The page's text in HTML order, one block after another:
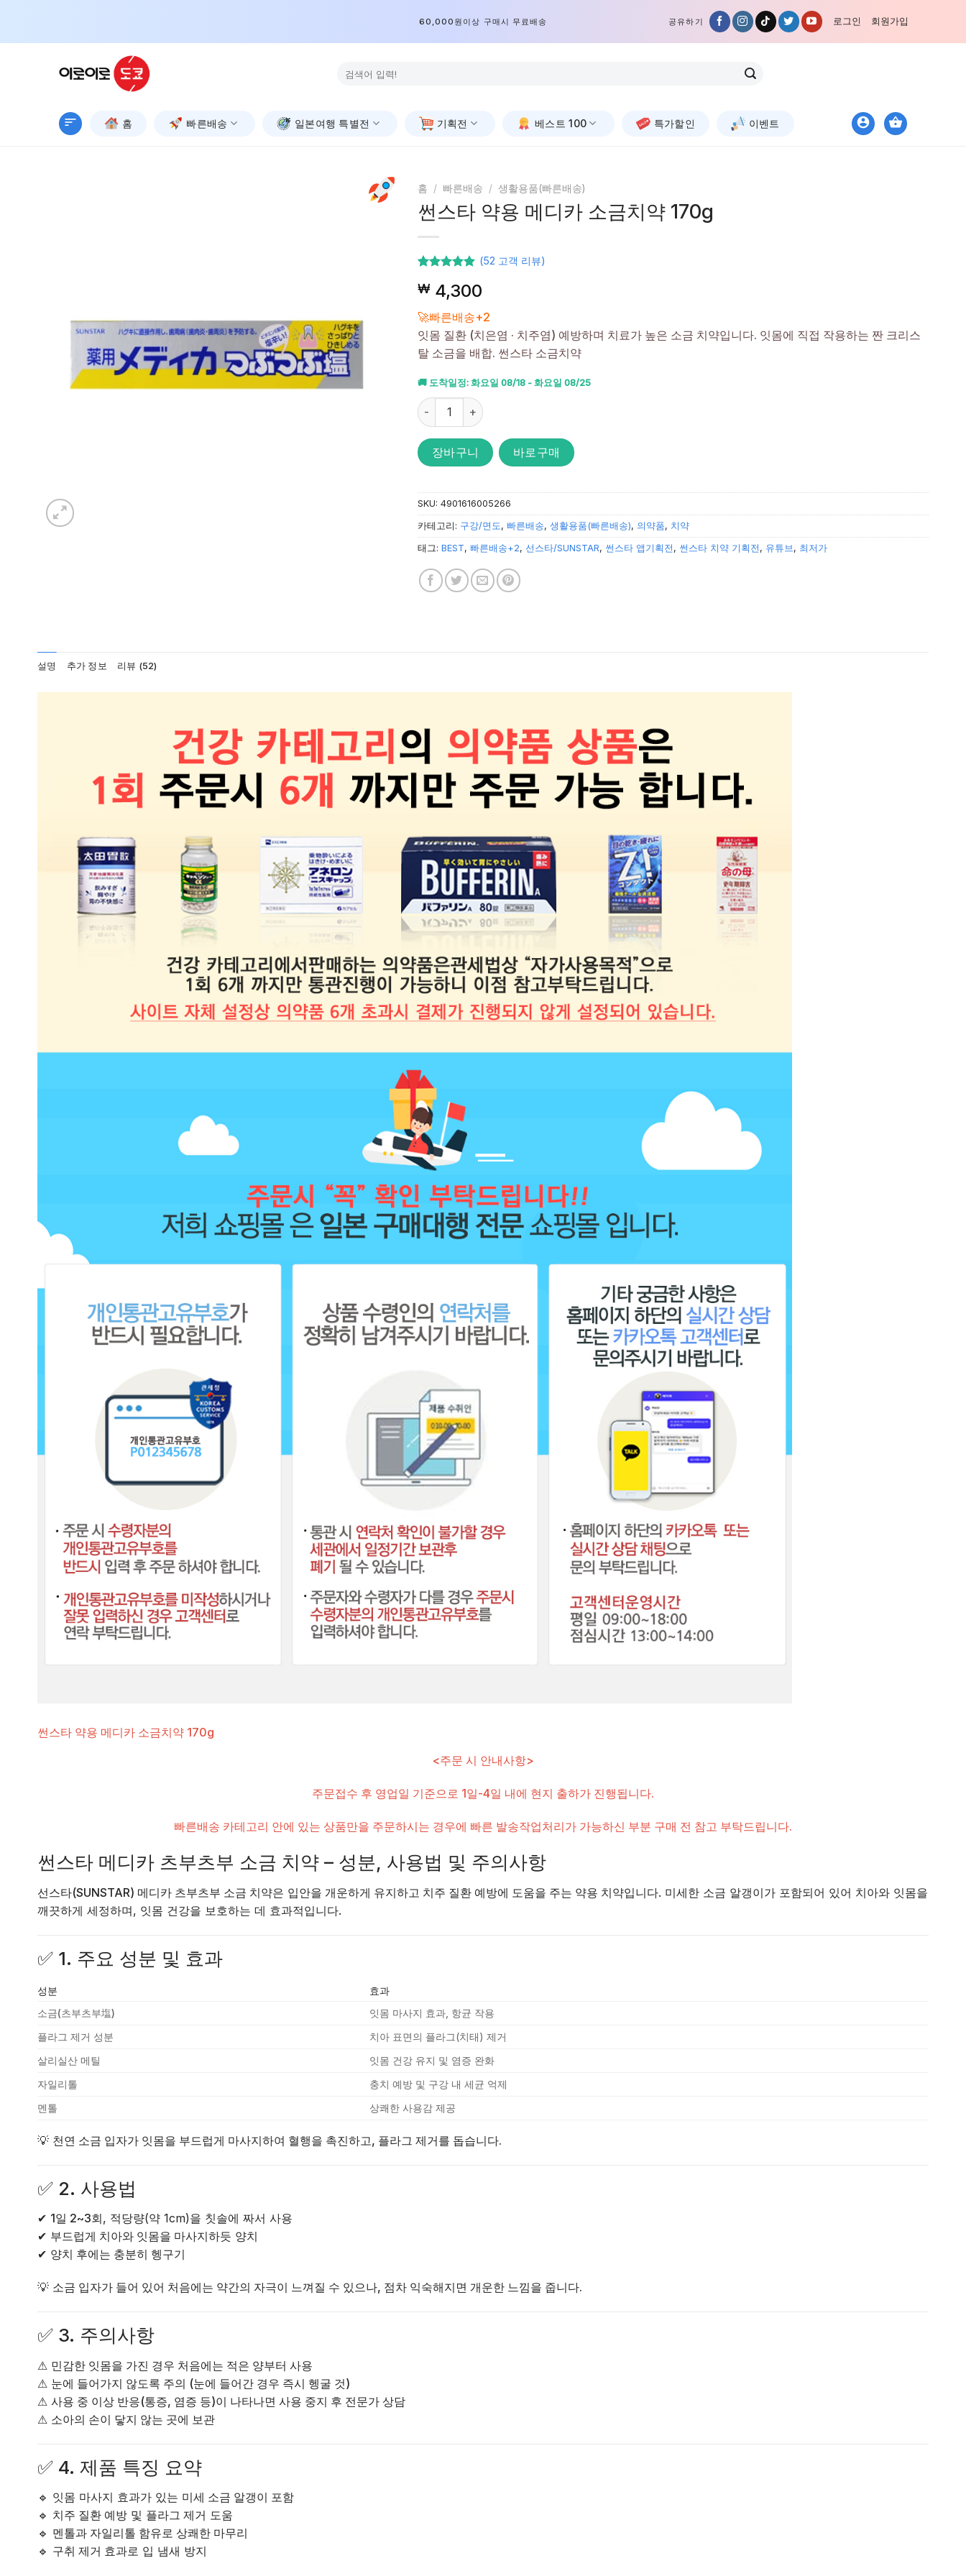
content
60,000원이상 구매시 무료배송 공유하기 로그인 회원가입
색:
홈 빠른배송 일본여행 특별전 기획전 베스트 100 특가할인 이벤트
홈 / 빠른배송 / 생활용품(빠른배송)
썬스타 약용 메디카 소금치약 170g
기준으로
5점 중
4.85 점을
받았습니
다.
(52 고객 리뷰)
₩ 4,300
🚀빠른배송+2
잇몸 질환 (치은염 · 치주염) 예방하며 치료가 높은 소금 치약입니다. 잇몸에 직접 작용하는 짠 크리스
탈 소금을 배합. 썬스타 소금치약
🚚 도착일정: 화요일 08/18 - 화요일 08/25
썬스타 약용 메디카 소금치약 170g 수량
장바구니 바로구매
SKU:4901616005266
카테고리: 구강/면도 , 빠른배송,생활용품(빠른배송), 의약품, 치약
태그:BEST, 빠른배송+2, 선스타/SUNSTAR, 썬스타 앱기획전 , 썬스타 치약 기획전 , 유튜브 , 최저가
설명 추가 정보 리뷰 (52)
썬스타 약용 메디카 소금치약 170g
<주문 시 안내사항>
주문접수 후 영업일 기준으로 1일-4일 내에 현지 출하가 진행됩니다.
빠른배송 카테고리 안에 있는 상품만을 주문하시는 경우에 빠른 발송작업처리가 가능하신 부분 구매 전 참고 부탁드립니다.
썬스타 메디카 츠부츠부 소금 치약 – 성분, 사용법 및 주의사항
선스타(SUNSTAR) 메디카 츠부츠부 소금 치약은 입안을 개운하게 유지하고 치주 질환 예방에 도움을 주는 약용 치약입니다. 미세한 소금 알갱이가 포함되어 있어 치아와 잇몸을
깨끗하게 세정하며, 잇몸 건강을 보호하는 데 효과적입니다.
✅ 1. 주요 성분 및 효과
성분
효과
소금(츠부츠부塩)
잇몸 마사지 효과, 항균 작용
플라그 제거 성분
치아 표면의 플라그(치태) 제거
살리실산 메틸
잇몸 건강 유지 및 염증 완화
자일리톨
충치 예방 및 구강 내 세균 억제
멘톨
상쾌한 사용감 제공
💡 천연 소금 입자가 잇몸을 부드럽게 마사지하여 혈행을 촉진하고, 플라그 제거를 돕습니다.
✅ 2. 사용법
✔ 1일 2~3회, 적당량(약 1cm)을 칫솔에 짜서 사용
✔ 부드럽게 치아와 잇몸을 마사지하듯 양치
✔ 양치 후에는 충분히 헹구기
💡 소금 입자가 들어 있어 처음에는 약간의 자극이 느껴질 수 있으나, 점차 익숙해지면 개운한 느낌을 줍니다.
✅ 3. 주의사항
⚠ 민감한 잇몸을 가진 경우 처음에는 적은 양부터 사용
⚠ 눈에 들어가지 않도록 주의 (눈에 들어간 경우 즉시 헹굴 것)
⚠ 사용 중 이상 반응(통증, 염증 등)이 나타나면 사용 중지 후 전문가 상담
⚠ 소아의 손이 닿지 않는 곳에 보관
✅ 4. 제품 특징 요약
🔹 잇몸 마사지 효과가 있는 미세 소금 알갱이 포함
🔹 치주 질환 예방 및 플라그 제거 도움
🔹 멘톨과 자일리톨 함유로 상쾌한 마무리
🔹 구취 제거 효과로 입 냄새 방지